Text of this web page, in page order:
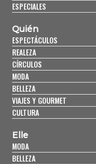
ESPECIALES
Quién
ESPECTÁCULOS
REALEZA
CÍRCULOS
MODA
BELLEZA
VIAJES Y GOURMET
CULTURA
Elle
MODA
BELLEZA